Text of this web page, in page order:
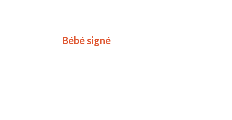
Bébé signé